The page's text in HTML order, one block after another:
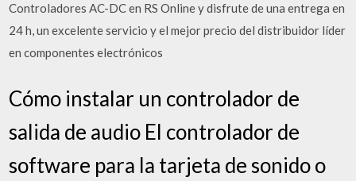
Controladores AC-DC en RS Online y disfrute de una entrega en
24 h, un excelente servicio y el mejor precio del distribuidor líder
en componentes electrónicos
Cómo instalar un controlador de
salida de audio El controlador de
software para la tarjeta de sonido o